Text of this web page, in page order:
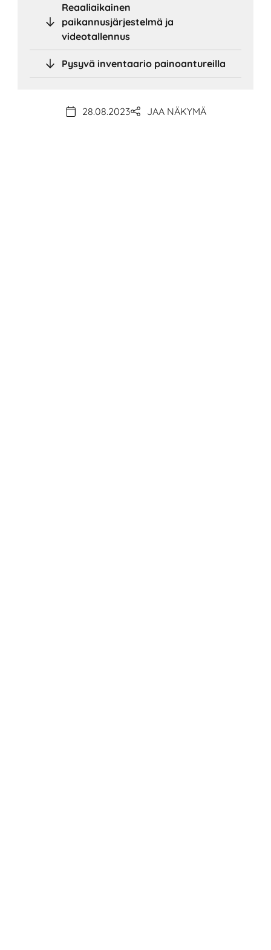
Reaaliaikainen
paikannusjärjestelmä ja
videotallennus
Pysyvä inventaario painoantureilla
28.08.2023 JAA NÄKYMÄ